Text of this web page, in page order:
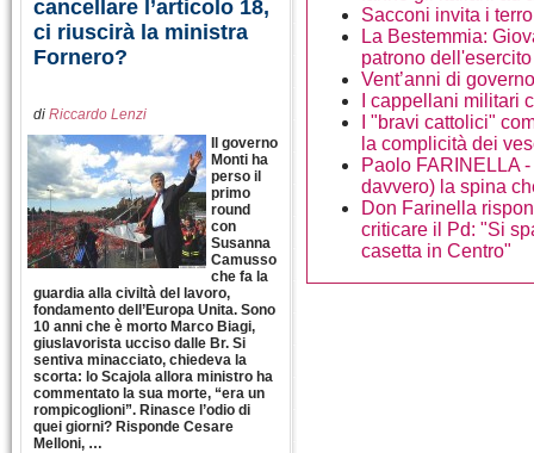
cancellare l’articolo 18,
ci riuscirà la ministra
Fornero?
di Riccardo Lenzi
Il governo
Monti ha
perso il
primo
round
con
Susanna
Camusso
che fa la
guardia alla civiltà del lavoro,
fondamento dell’Europa Unita. Sono
10 anni che è morto Marco Biagi,
giuslavorista ucciso dalle Br. Si
sentiva minacciato, chiedeva la
scorta: lo Scajola allora ministro ha
commentato la sua morte, “era un
rompicoglioni”. Rinasce l’odio di
quei giorni? Risponde Cesare
Melloni, …
Sacconi invita i
La Bestemmia:
patrono dell'esercito
Vent’anni di
I cappellani militari
I "bravi cattolici"
la complicità dei
Paolo FARINELLA
davvero) la spina
Don Farinella
criticare il Pd: "Si
casetta in Centro"